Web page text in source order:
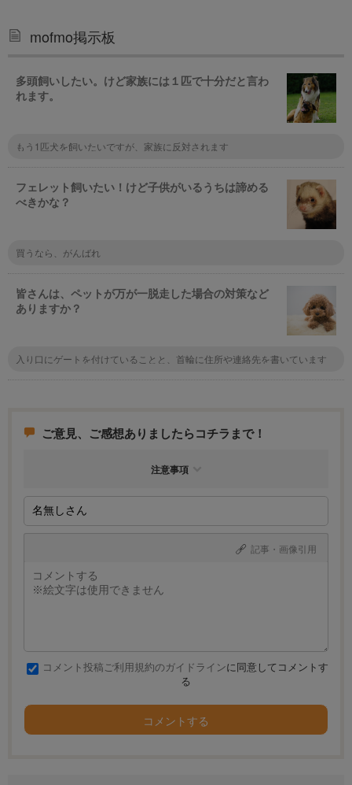
mofmo掲示板
多頭飼いしたい。けど家族には１匹で十分だと言わ
れます。
もう1匹犬を飼いたいですが、家族に反対されます
フェレット飼いたい！けど子供がいるうちは諦める
べきかな？
買うなら、がんばれ
皆さんは、ペットが万が一脱走した場合の対策など
ありますか？
入り口にゲートを付けていることと、首輪に住所や連絡先を書いています
なんでしょうけど。
ご意見、ご感想ありましたらコチラまで！
注意事項
記事・画像引用
コメント投稿ご利用規約のガイドラインに同意してコメントす
る
コメントする